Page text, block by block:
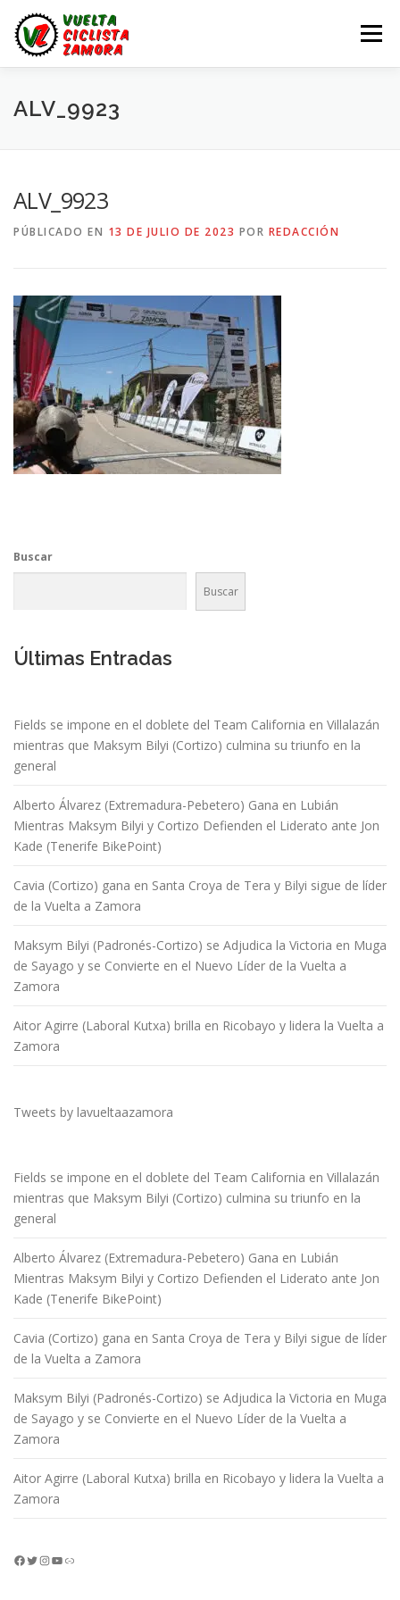
contenido
Menú
LA VUELTA ZAMORA
ALV_9923
ALV_9923
PÚBLICADO EN 13 DE JULIO DE 2023 POR REDACCIÓN
Buscar
Buscar
Últimas Entradas
Fields se impone en el doblete del Team California en Villalazán
mientras que Maksym Bilyi (Cortizo) culmina su triunfo en la
general
Alberto Álvarez (Extremadura-Pebetero) Gana en Lubián
Mientras Maksym Bilyi y Cortizo Defienden el Liderato ante Jon
Kade (Tenerife BikePoint)
Cavia (Cortizo) gana en Santa Croya de Tera y Bilyi sigue de líder
de la Vuelta a Zamora
Maksym Bilyi (Padronés-Cortizo) se Adjudica la Victoria en Muga
de Sayago y se Convierte en el Nuevo Líder de la Vuelta a
Zamora
Aitor Agirre (Laboral Kutxa) brilla en Ricobayo y lidera la Vuelta a
Zamora
Tweets by lavueltaazamora
Fields se impone en el doblete del Team California en Villalazán
mientras que Maksym Bilyi (Cortizo) culmina su triunfo en la
general
Alberto Álvarez (Extremadura-Pebetero) Gana en Lubián
Mientras Maksym Bilyi y Cortizo Defienden el Liderato ante Jon
Kade (Tenerife BikePoint)
Cavia (Cortizo) gana en Santa Croya de Tera y Bilyi sigue de líder
de la Vuelta a Zamora
Maksym Bilyi (Padronés-Cortizo) se Adjudica la Victoria en Muga
de Sayago y se Convierte en el Nuevo Líder de la Vuelta a
Zamora
Aitor Agirre (Laboral Kutxa) brilla en Ricobayo y lidera la Vuelta a
Zamora
Facebook Twitter InstagramYouTube Enlace